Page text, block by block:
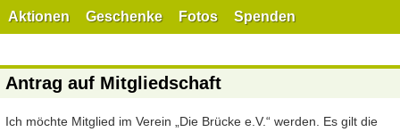
Aktionen Geschenke Fotos Spenden
Antrag auf Mitgliedschaft
Ich möchte Mitglied im Verein „Die Brücke e.V.“ werden. Es gilt die